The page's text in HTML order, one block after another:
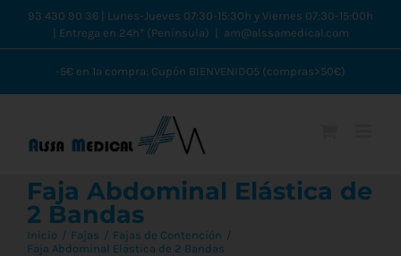
Saltar93 430 90 36 | Lunes-Jueves 07:30-15:30h y Viernes 07:30-15:00h
| Entrega en 24h* (Península)
am@alssamedical.com
-5€ en 1ª compra: Cupón BIENVENIDO5 (compras>50€)
Faja Abdominal Elástica de
2 Bandas
Inicio Fajas
Fajas de Contención
Faja Abdominal Elástica de 2 Bandas